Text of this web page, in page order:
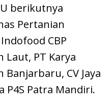
berikutnya
Pertanian
CBP
Laut, PT Karya
Banjarbaru, CV Jaya
P4S Patra Mandiri.